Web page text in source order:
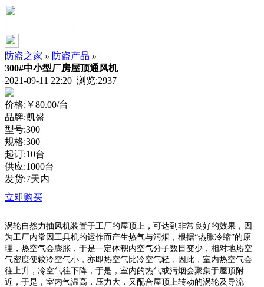
防盗之家 » 防盗产品 »
300#中小型厂房屋顶通风机
2021-09-11 22:20 浏览:2937
价格: ￥80.00/台
品牌:凯盛
型号:300
规格:300
起订:10台
供应:1000台
发货:7天内
立即购买
涡轮自然力抽风机装置于工厂的屋顶上，可达到非常良好的效果，因
为工厂内常因工具机的运作而产生热气与污烟，根据“热胀冷缩”的原
理，热空气会膨胀，于是一定体积内空气分子数目变少，相对地热空
气密度便较冷空气小，亦即热空气比冷空气轻，因此，室内热空气会
往上升，冷空气往下降，于是，室内的热气或污烟会聚集于屋顶附
近，于是，室内气温高，压力大，又配合屋顶上转动的涡轮及导流